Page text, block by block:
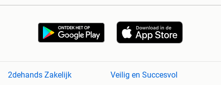
2dehands Zakelijk
Veilig en Succesvol